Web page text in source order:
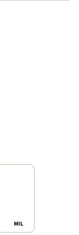
MIL